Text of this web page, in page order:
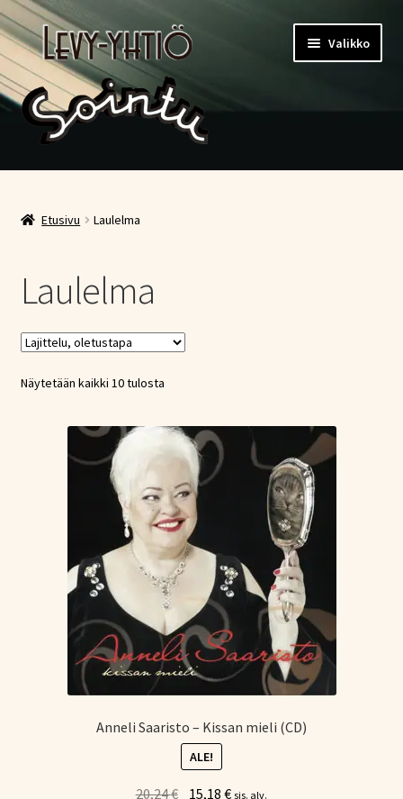
Siirry
navigointiin
Siirry
sisältöön
Valikko
Etusivu
Kauppa
Konserttiliput
Etusivu Laulelma
Laulelma
Näytetään kaikki 10 tulosta
Anneli Saaristo – Kissan mieli (CD)
ALE!
20,24€ Alkuperäinen
15,18€Nykyinen
sis. alv.